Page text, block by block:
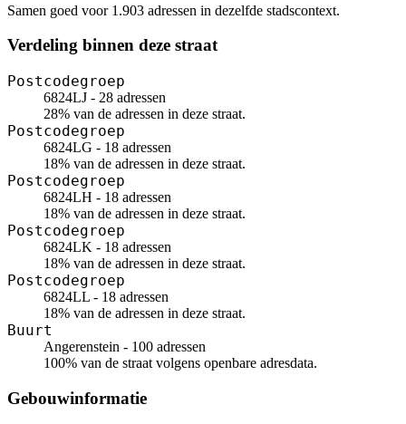
Samen goed voor 1.903 adressen in dezelfde stadscontext.
Verdeling binnen deze straat
Postcodegroep
6824LJ - 28 adressen
28% van de adressen in deze straat.
Postcodegroep
6824LG - 18 adressen
18% van de adressen in deze straat.
Postcodegroep
6824LH - 18 adressen
18% van de adressen in deze straat.
Postcodegroep
6824LK - 18 adressen
18% van de adressen in deze straat.
Postcodegroep
6824LL - 18 adressen
18% van de adressen in deze straat.
Buurt
Angerenstein - 100 adressen
100% van de straat volgens openbare adresdata.
Gebouwinformatie